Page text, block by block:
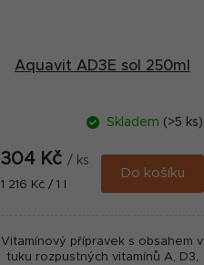
Aquavit AD3E sol 250ml
Skladem (>5 ks)
304 Kč / ks
Měrná
1 216 Kč / 1 l
Do košíku
Vitamínový přípravek s obsahem v
tuku rozpustných vitamínů A, D3,